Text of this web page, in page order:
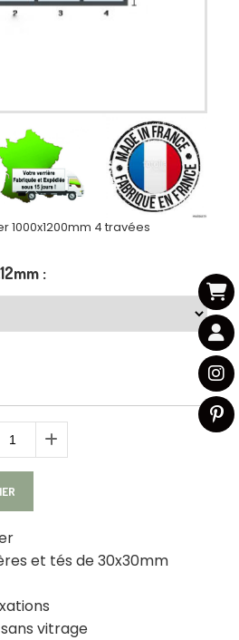
1000x1200mm 4 travées
:
et tés de 30x30mm
vitrage